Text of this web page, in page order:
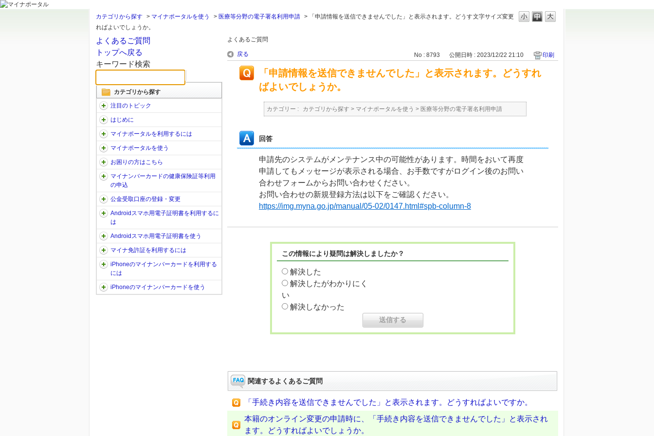
文字サイズ変更
カテゴリから探す > マイナポータルを使う > 医療等分野の電子署名利用申請 >
「申請情報を送信できませんでした」と表示されます。どうす
ればよいでしょうか。
よくあるご質問
トップへ戻る
キーワード検索
カテゴリから探す
注目のトピック
はじめに
マイナポータルを利用するには
マイナポータルを使う
お困りの方はこちら
マイナンバーカードの健康保険証等利用
の申込
公金受取口座の登録・変更
Androidスマホ用電子証明書を利用するに
は
Androidスマホ用電子証明書を使う
マイナ免許証を利用するには
iPhoneのマイナンバーカードを利用する
には
iPhoneのマイナンバーカードを使う
よくあるご質問
戻る No : 8793 公開日時 : 2023/12/22 21:10 印刷
「申請情報を送信できませんでした」と表示されます。どうすれ
ばよいでしょうか。
カテゴリー : カテゴリから探す > マイナポータルを使う > 医療等分野の電子署名利用申請
回答
申請先のシステムがメンテナンス中の可能性があります。時間をおいて再度
申請してもメッセージが表示される場合、お手数ですがログイン後のお問い
合わせフォームからお問い合わせください。
お問い合わせの新規登録方法は以下をご確認ください。
https://img.myna.go.jp/manual/05-02/0147.html#spb-column-8
この情報により疑問は解決しましたか？
解決した
解決したがわかりにく
い
解決しなかった
関連するよくあるご質問
「手続き内容を送信できませんでした」と表示されます。どうすればよいですか。
本籍のオンライン変更の申請時に、「手続き内容を送信できませんでした」と表示され
ます。どうすればよいでしょうか。